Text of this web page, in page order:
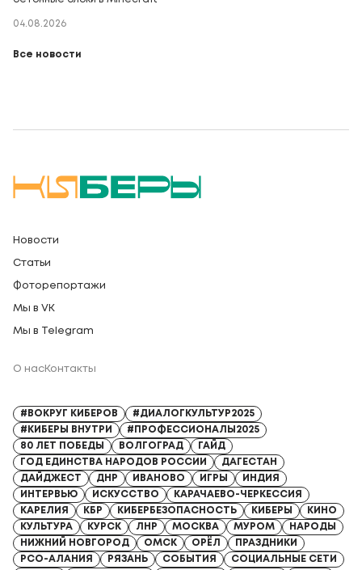
04.08.2026
Все новости
Новости
Статьи
Фоторепортажи
Мы в VK
Мы в Telegram
О насКонтакты
#ВОКРУГ КИБЕРОВ
#ДИАЛОГКУЛЬТУР2025
#КИБЕРЫ ВНУТРИ
#ПРОФЕССИОНАЛЫ2025
80 ЛЕТ ПОБЕДЫ
ВОЛГОГРАД
ГАЙД
ГОД ЕДИНСТВА НАРОДОВ РОССИИ
ДАГЕСТАН
ДАЙДЖЕСТ
ДНР ИВАНОВО ИГРЫ
ИНДИЯ
ИНТЕРВЬЮ
ИСКУССТВО
КАРАЧАЕВО-ЧЕРКЕССИЯ
КАРЕЛИЯ
КБР КИБЕРБЕЗОПАСНОСТЬ КИБЕРЫ
КИНО
КУЛЬТУРА
КУРСК ЛНР МОСКВА МУРОМ
НАРОДЫ
НИЖНИЙ НОВГОРОД
ОМСК ОРЁЛ
ПРАЗДНИКИ
РСО-АЛАНИЯ
РЯЗАНЬ СОБЫТИЯ СОЦИАЛЬНЫЕ СЕТИ